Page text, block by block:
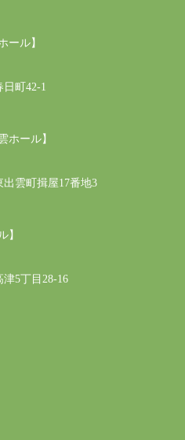
ール】
町42-1
ホール】
雲町揖屋17番地3
】
5丁目28-16